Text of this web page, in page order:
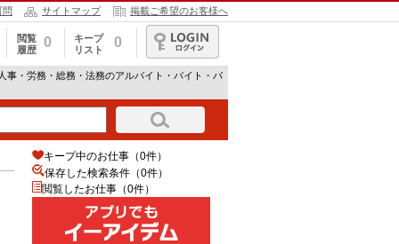
問 サイトマップ 掲載ご希望のお客様へ
閲覧
履歴
0
キープ
リスト
0
ログイン
事・労務・総務・法務のアルバイト・バイト・パ
キープ中のお仕事（0件）
保存した検索条件（0件）
閲覧したお仕事（0件）